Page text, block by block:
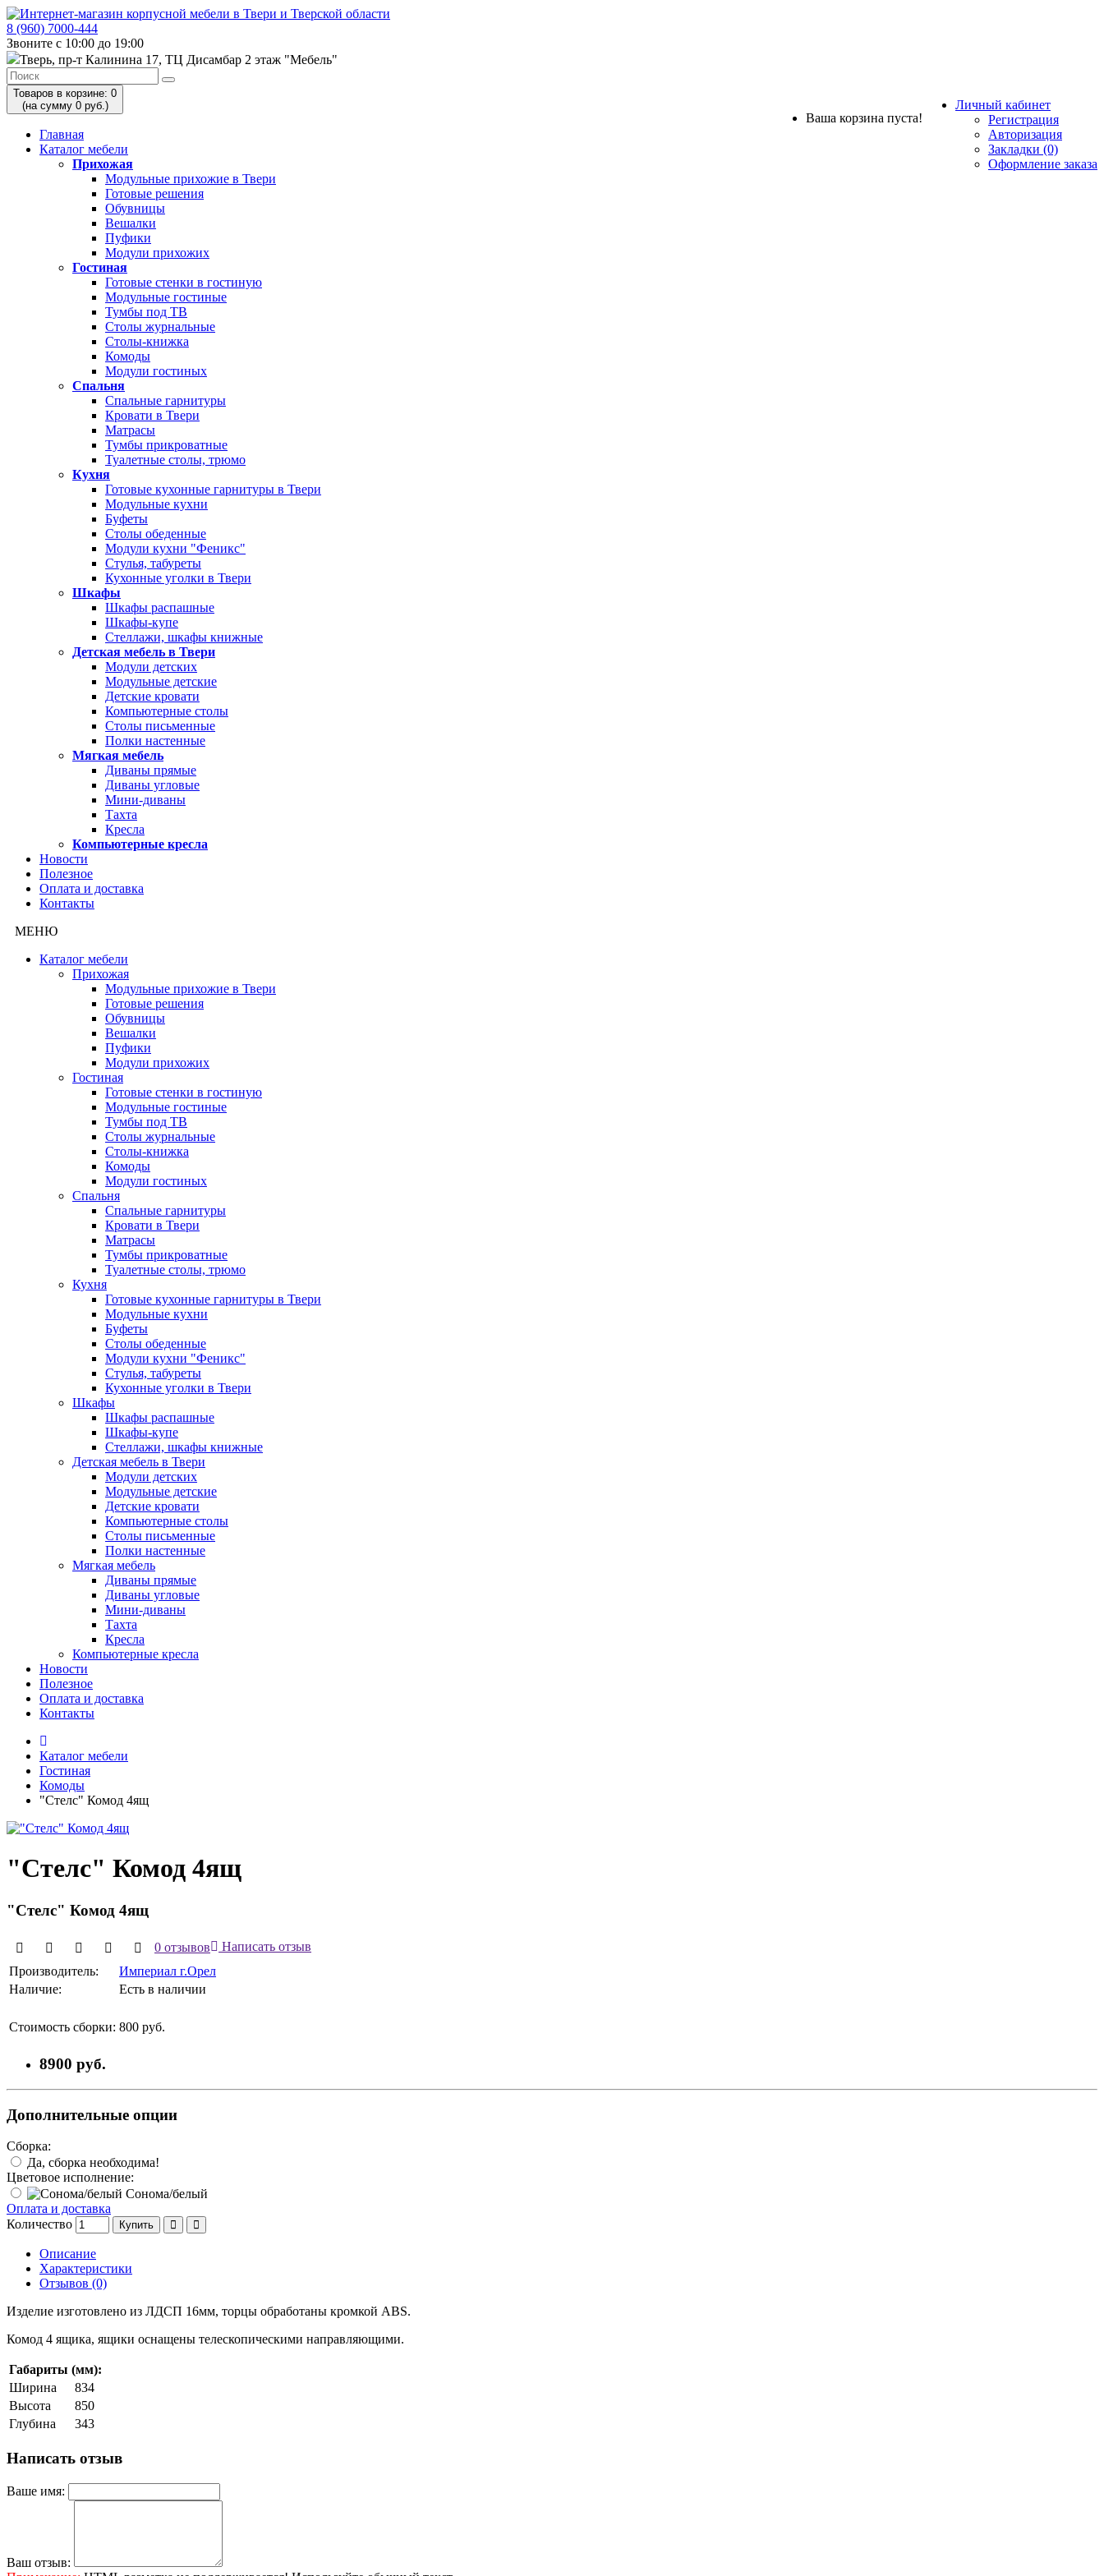
8 (960) 7000-444
Звоните с 10:00 до 19:00
Тверь, пр-т Калинина 17, ТЦ Дисамбар 2 этаж "Мебель"
Личный кабинет
Регистрация
Авторизация
Закладки (0)
Оформление заказа
Товаров в корзине: 0
(на сумму 0 руб.)
Ваша корзина пуста!
Главная
Каталог мебели
Прихожая
Модульные прихожие в Твери
Готовые решения
Обувницы
Вешалки
Пуфики
Модули прихожих
Гостиная
Готовые стенки в гостиную
Модульные гостиные
Тумбы под ТВ
Столы журнальные
Столы-книжка
Комоды
Модули гостиных
Спальня
Спальные гарнитуры
Кровати в Твери
Матрасы
Тумбы прикроватные
Туалетные столы, трюмо
Кухня
Готовые кухонные гарнитуры в Твери
Модульные кухни
Буфеты
Столы обеденные
Модули кухни "Феникс"
Стулья, табуреты
Кухонные уголки в Твери
Шкафы
Шкафы распашные
Шкафы-купе
Стеллажи, шкафы книжные
Детская мебель в Твери
Модули детских
Модульные детские
Детские кровати
Компьютерные столы
Столы письменные
Полки настенные
Мягкая мебель
Диваны прямые
Диваны угловые
Мини-диваны
Тахта
Кресла
Компьютерные кресла
Новости
Полезное
Оплата и доставка
Контакты
МЕНЮ
Каталог мебели
Прихожая
Модульные прихожие в Твери
Готовые решения
Обувницы
Вешалки
Пуфики
Модули прихожих
Гостиная
Готовые стенки в гостиную
Модульные гостиные
Тумбы под ТВ
Столы журнальные
Столы-книжка
Комоды
Модули гостиных
Спальня
Спальные гарнитуры
Кровати в Твери
Матрасы
Тумбы прикроватные
Туалетные столы, трюмо
Кухня
Готовые кухонные гарнитуры в Твери
Модульные кухни
Буфеты
Столы обеденные
Модули кухни "Феникс"
Стулья, табуреты
Кухонные уголки в Твери
Шкафы
Шкафы распашные
Шкафы-купе
Стеллажи, шкафы книжные
Детская мебель в Твери
Модули детских
Модульные детские
Детские кровати
Компьютерные столы
Столы письменные
Полки настенные
Мягкая мебель
Диваны прямые
Диваны угловые
Мини-диваны
Тахта
Кресла
Компьютерные кресла
Новости
Полезное
Оплата и доставка
Контакты
Каталог мебели
Гостиная
Комоды
"Стелс" Комод 4ящ
"Стелс" Комод 4ящ
"Стелс" Комод 4ящ
0 отзывов
Написать отзыв
Производитель:
Империал г.Орел
Наличие:
Есть в наличии
Стоимость сборки: 800 руб.
8900 руб.
Дополнительные опции
Сборка:
Да, сборка необходима!
Цветовое исполнение:
Сонома/белый
Оплата и доставка
Количество
Купить
Описание
Характеристики
Отзывов (0)
Изделие изготовлено из ЛДСП 16мм, торцы обработаны кромкой ABS.
Комод 4 ящика, ящики оснащены телескопическими направляющими.
Габариты (мм):
Ширина
834
Высота
850
Глубина
343
Написать отзыв
Ваше имя:
Ваш отзыв: